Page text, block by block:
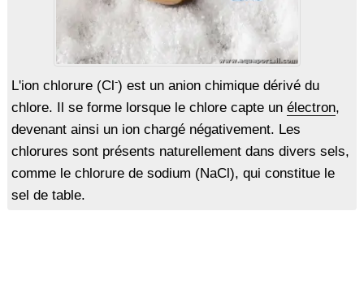
L'ion chlorure (Cl -) est un anion chimique dérivé du
chlore. Il se forme lorsque le chlore capte un électron,
devenant ainsi un ion chargé négativement. Les
chlorures sont présents naturellement dans divers sels,
comme le chlorure de sodium (NaCl), qui constitue le
sel de table.